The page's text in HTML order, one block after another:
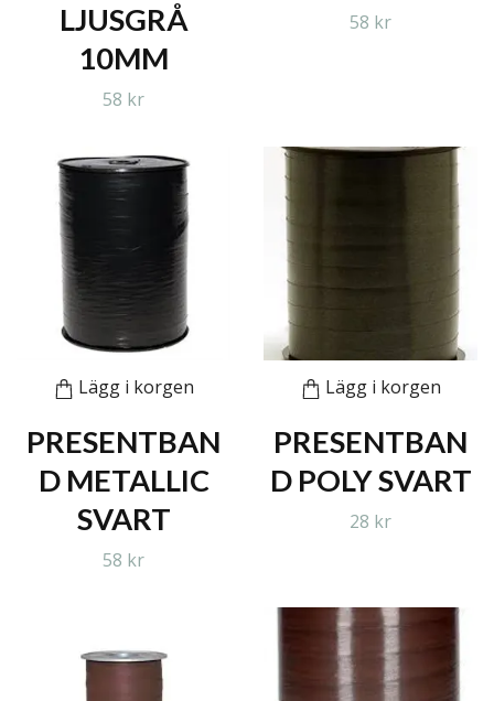
LJUSGRÅ
10MM
58 kr
58 kr
Lägg i korgen
PRESENTBAN
D METALLIC
SVART
58 kr
Lägg i korgen
PRESENTBAN
D POLY SVART
28 kr